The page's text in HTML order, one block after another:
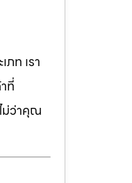
ท เรา
ที่
ม่ว่าคุณ